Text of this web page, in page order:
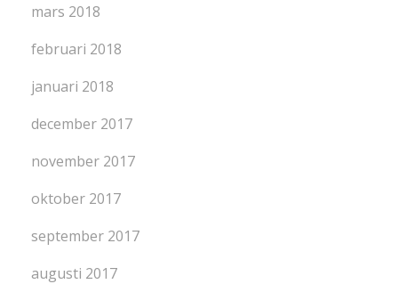
mars 2018
februari 2018
januari 2018
december 2017
november 2017
oktober 2017
september 2017
augusti 2017